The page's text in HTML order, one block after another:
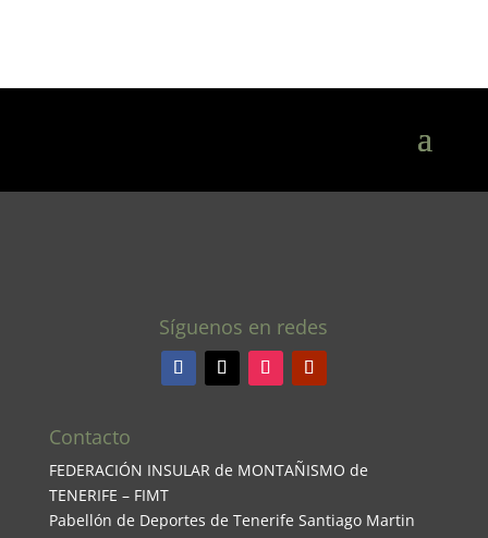
Síguenos en redes
Contacto
FEDERACIÓN INSULAR de MONTAÑISMO de
TENERIFE – FIMT
Pabellón de Deportes de Tenerife Santiago Martin